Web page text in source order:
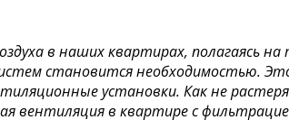
в наших квартирах, полагаясь
становится необходимостью.
установки. Как не
в квартире с